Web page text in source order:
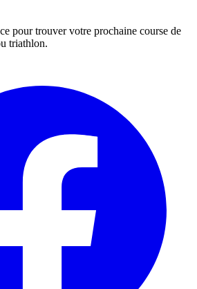
pour trouver votre prochaine course de
triathlon.